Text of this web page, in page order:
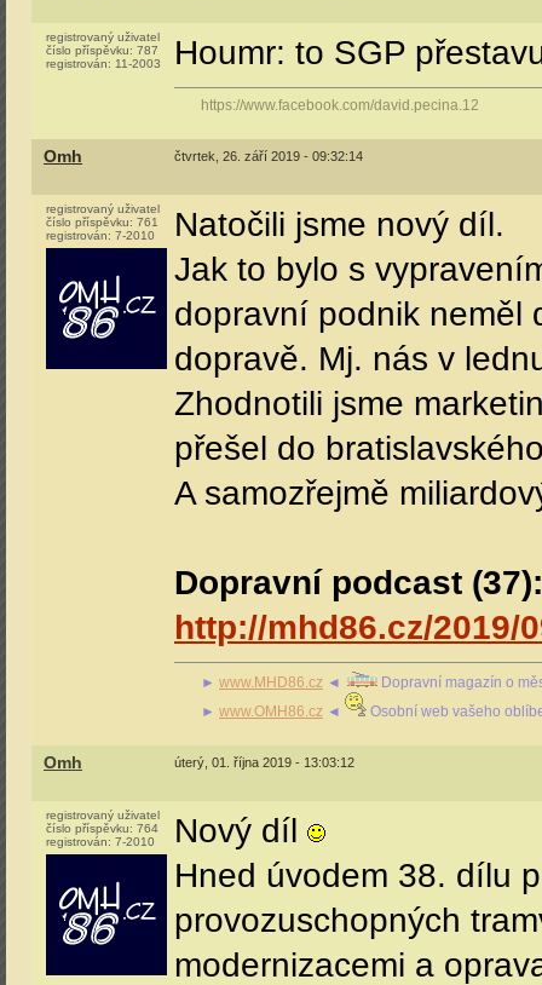
registrovaný uživatel
číslo příspěvku: 787
registrován: 11-2003 Houmr: to SGP
https://www.facebook.com/david.pecina.12
Omh čtvrtek, 26. září 2019 - 09:32:14
registrovaný uživatel
číslo příspěvku: 761
registrován: 7-2010
Natočili jsme nový díl.
Jak to bylo s
dopravní podnik neměl
dopravě. Mj. nás v
Zhodnotili jsme
přešel do
A samozřejmě
Dopravní podcast
http://mhd86.cz/2019/
► www.MHD86.cz ◄
Dopravní magazín o
► www.OMH86.cz ◄ Osobní web vašeho
Omh úterý, 01. října 2019 - 13:03:12
registrovaný uživatel
číslo příspěvku: 764
registrován: 7-2010
Nový díl
Hned úvodem 38. dílu
provozuschopných
modernizacemi a